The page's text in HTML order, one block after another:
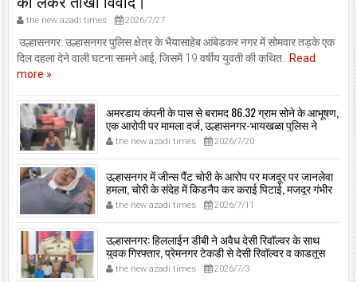
the new azadi times 2026/7/27
उल्हासनगर: उल्हासनगर पुलिस क्षेत्र के भैयासाहेब आंबेडकर नगर में सोमवार तड़के एक
दिल दहला देने वाली घटना सामने आई, जिसमें 19 वर्षीय युवती की कथित...
Read
more »
अमरडाय कंपनी के पास से बरामद 86.32 ग्राम सोने के आभूषण,
एक आरोपी पर मामला दर्ज, उल्हासनगर-भायखळा पुलिस ने
घरफोड़ियों के संबंध में एक आरोपी से महत्वपूर्ण पूछताछ के बाद
आरोपी के साथी के ठिकाने से 10,90,261 रुपये मूल्य के सोने के
आभूषण बरामद किए।
the new azadi times 2026/7/20
उल्हासनगर में जीन्स पैंट चोरी के आरोप पर मजदूर पर जानलेवा
हमला, चोरी के संदेह में किडनैप कर कराई पिटाई, मजदूर गंभीर
रूप से जख्मी।
the new azadi times 2026/7/11
उल्हासनगर: हिललाईन डीबी ने अवैध देसी रिवॉल्वर के साथ
युवक गिरफ्तार, प्रेमनगर टेकडी से देसी रिवॉल्वर व काडतूस
जप्त, इलीगल हथियार साथ पकड़ा गया युवक एक दिन की
पोलीस कोठडी में।
the new azadi times 2026/7/3